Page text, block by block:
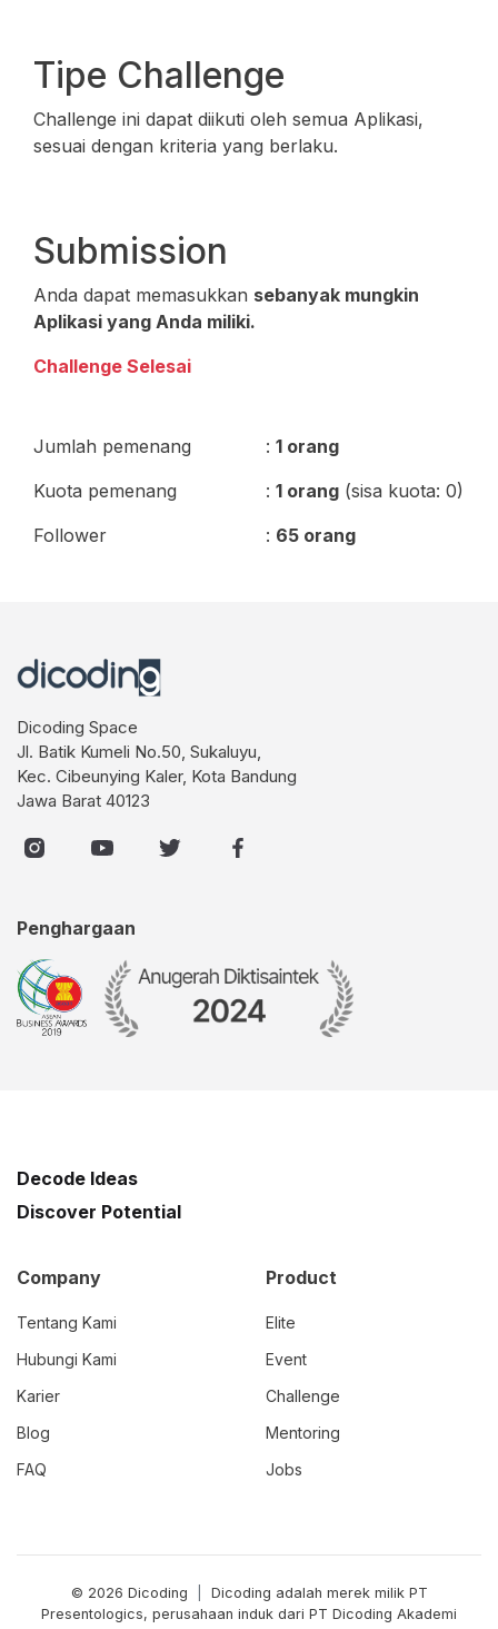
Tipe Challenge
Challenge ini dapat diikuti oleh semua Aplikasi,
sesuai dengan kriteria yang berlaku.
Submission
Anda dapat memasukkan sebanyak mungkin
Aplikasi yang Anda miliki.
Challenge Selesai
Jumlah pemenang : 1 orang
Kuota pemenang
: 1 orang (sisa kuota: 0)
Follower
: 65 orang
Dicoding Space
Jl. Batik Kumeli No.50, Sukaluyu,
Kec. Cibeunying Kaler, Kota Bandung
Jawa Barat 40123
Penghargaan
Decode Ideas
Discover Potential
Company
Tentang Kami
Hubungi Kami
Karier
Blog
FAQ
Product
Elite
Event
Challenge
Mentoring
Jobs
© 2026 Dicoding
Dicoding adalah merek milik PT
Presentologics, perusahaan induk dari PT Dicoding Akademi